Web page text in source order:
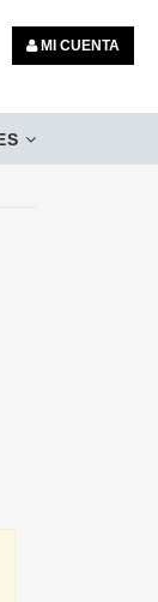
MI CUENTA